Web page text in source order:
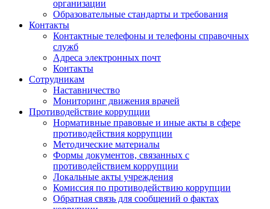
организации
Образовательные стандарты и требования
Контакты
Контактные телефоны и телефоны справочных
служб
Адреса электронных почт
Контакты
Сотрудникам
Наставничество
Мониторинг движения врачей
Противодействие коррупции
Нормативные правовые и иные акты в сфере
противодействия коррупции
Методические материалы
Формы документов, связанных с
противодействием коррупции
Локальные акты учреждения
Комиссия по противодействию коррупции
Обратная связь для сообщений о фактах